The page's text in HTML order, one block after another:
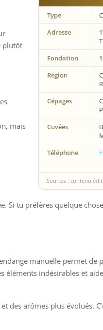
Type
Adresse
Fondation
Région
Cépages
Cuvées
Téléphone
Sources : contenu
plutôt
mais
Si tu préfères quelque
manuelle permet de
éléments indésirables et
des arômes plus évolués.